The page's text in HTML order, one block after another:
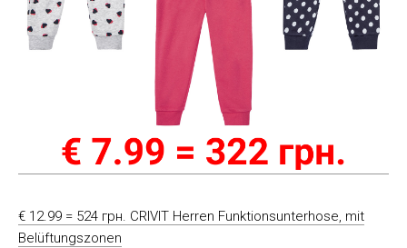
€ 12.99 = 524 грн. CRIVIT Herren Funktionsunterhose, mit
Belüftungszonen